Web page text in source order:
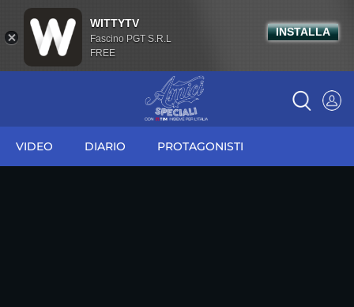
VIDEO DIARIO PROTAGONISTI
WITTYTV
Fascino PGT S.R.L
FREE
INSTALLA